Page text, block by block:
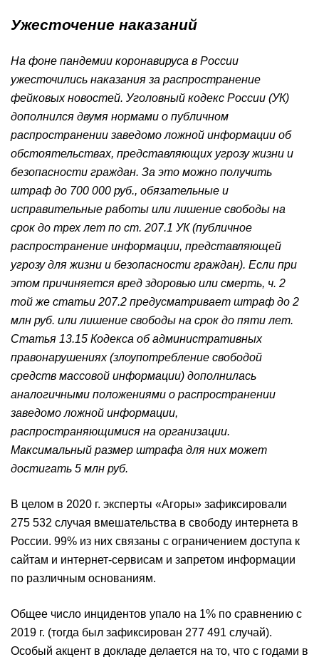
Ужесточение наказаний
На фоне пандемии коронавируса в России
ужесточились наказания за распространение
фейковых новостей. Уголовный кодекс России (УК)
дополнился двумя нормами о публичном
распространении заведомо ложной информации об
обстоятельствах, представляющих угрозу жизни и
безопасности граждан. За это можно получить
штраф до 700 000 руб., обязательные и
исправительные работы или лишение свободы на
срок до трех лет по ст. 207.1 УК (публичное
распространение информации, представляющей
угрозу для жизни и безопасности граждан). Если при
этом причиняется вред здоровью или смерть, ч. 2
той же статьи 207.2 предусматривает штраф до 2
млн руб. или лишение свободы на срок до пяти лет.
Статья 13.15 Кодекса об административных
правонарушениях (злоупотребление свободой
средств массовой информации) дополнилась
аналогичными положениями о распространении
заведомо ложной информации,
распространяющимися на организации.
Максимальный размер штрафа для них может
достигать 5 млн руб.
В целом в 2020 г. эксперты «Агоры» зафиксировали
275 532 случая вмешательства в свободу интернета в
России. 99% из них связаны с ограничением доступа к
сайтам и интернет-сервисам и запретом информации
по различным основаниям.
Общее число инцидентов упало на 1% по сравнению с
2019 г. (тогда был зафиксирован 277 491 случай).
Особый акцент в докладе делается на то, что с годами в